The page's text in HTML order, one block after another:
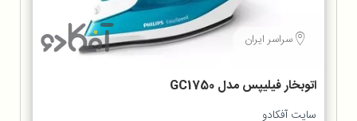
سراسر ایران
اتوبخار فیلیپس مدل GC1750
سایت آفکادو